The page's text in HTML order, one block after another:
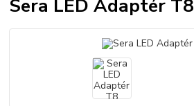
Sera LED Adaptér T8